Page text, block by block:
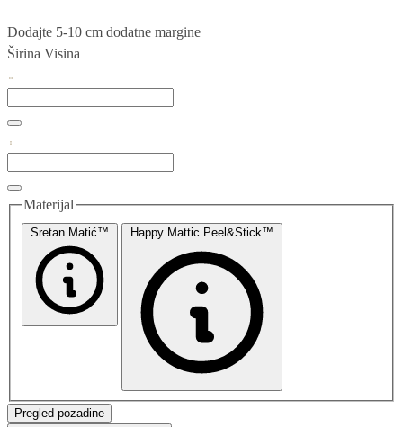
Dodajte 5-10 cm dodatne margine
Širina Visina
Materijal
Sretan Matić™ Happy Mattic Peel&Stick™
Pregled pozadine